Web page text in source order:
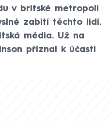
v britské metropoli
zabití těchto lidí.
média. Už na
přiznal k účasti